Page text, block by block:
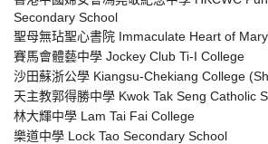
Secondary School
聖母無玷聖心書院 Immaculate Heart of
賽馬會體藝中學 Jockey Club Ti-I College
沙田蘇浙公學 Kiangsu-Chekiang College
天主教郭得勝中學 Kwok Tak Seng Catholic
林大輝中學 Lam Tai Fai College
樂道中學 Lock Tao Secondary School